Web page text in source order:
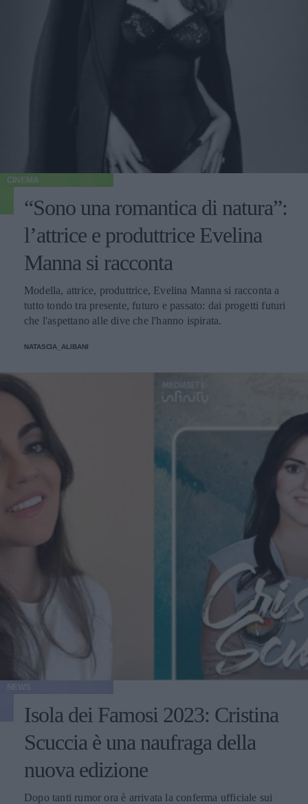
CINEMA
“Sono una romantica di natura”:
l’attrice e produttrice Evelina
Manna si racconta
Modella, attrice, produttrice, Evelina Manna si racconta a
tutto tondo tra presente, futuro e passato: dai progetti futuri
che l'aspettano alle dive che l'hanno ispirata.
NATASCIA_ALIBANI
Isola dei Famosi 2023: Cristina
Scuccia è una naufraga della
nuova edizione
Dopo tanti rumor ora è arrivata la conferma ufficiale sui